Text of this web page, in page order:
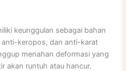
keunggulan sebagai bahan
anti-keropos, dan anti-karat
menahan deformasi yang
akan runtuh atau hancur.